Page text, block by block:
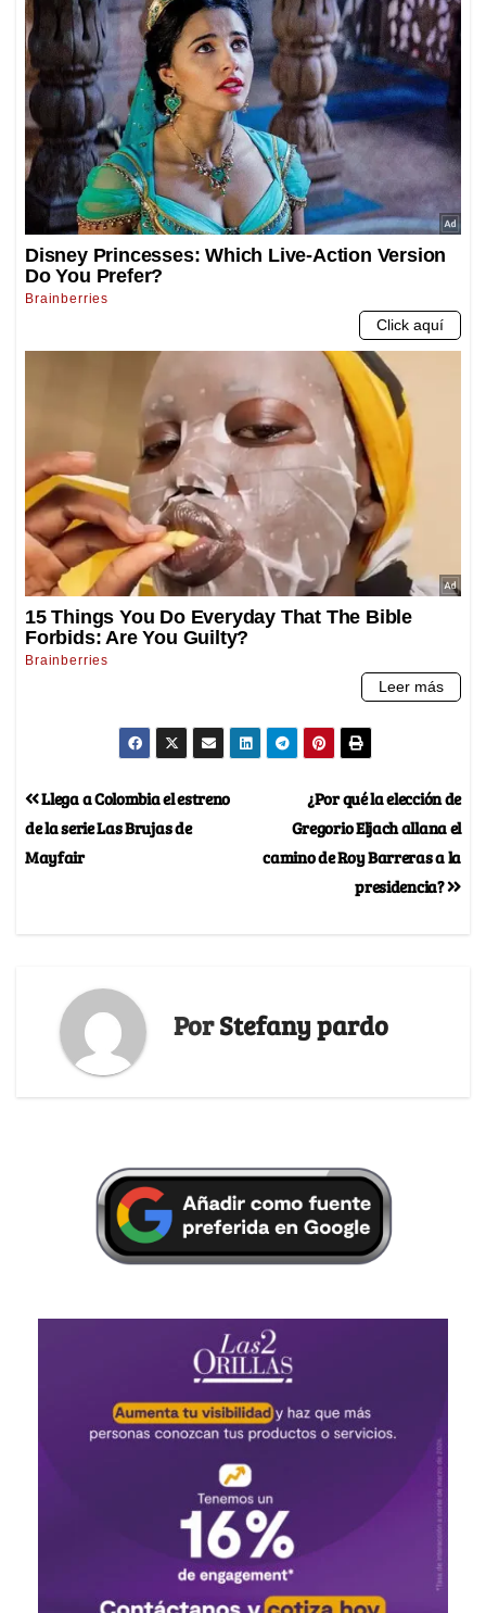
¿Por qué la elección de
Gregorio Eljach allana el
camino de Roy Barreras a la
presidencia?
Llega a Colombia el estreno
de la serie Las Brujas de
Mayfair
PorStefany pardo